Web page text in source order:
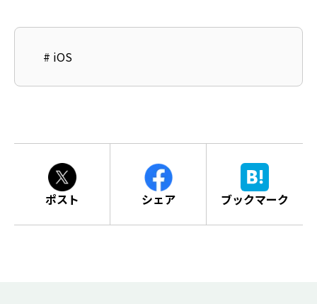
# iOS
ポスト シェア ブックマーク